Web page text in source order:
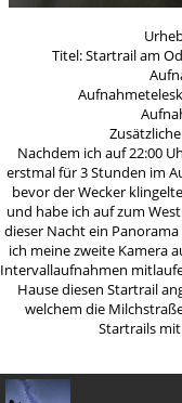
Titel: Startrail am
Nachdem ich auf 22:00
erstmal für 3 Stunden im
bevor der Wecker
und habe ich auf zum
dieser Nacht ein
ich meine zweite Kamera
Intervallaufnahmen
Hause diesen Startrail
welchem die
Startrails